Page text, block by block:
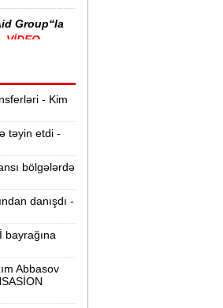
Group“la
VİDEO
-
edə
görə
min də
olmayan
- Kim
təyin etdi -
bölgələrdə
danışdı -
bayrağına
Abbasov